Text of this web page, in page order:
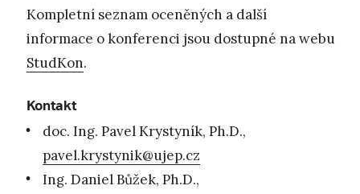
Kompletní seznam oceněných a další
informace o konferenci jsou dostupné na webu
StudKon.
Kontakt
doc. Ing. Pavel Krystyník, Ph.D.,
pavel.krystynik@ujep.cz
Ing. Daniel Bůžek, Ph.D.,